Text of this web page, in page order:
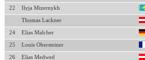
22 Ilyja Mizernykh
Thomas Lackner
24 Elias Malcher
25 Louis Obersteiner
26 Elias Medwed